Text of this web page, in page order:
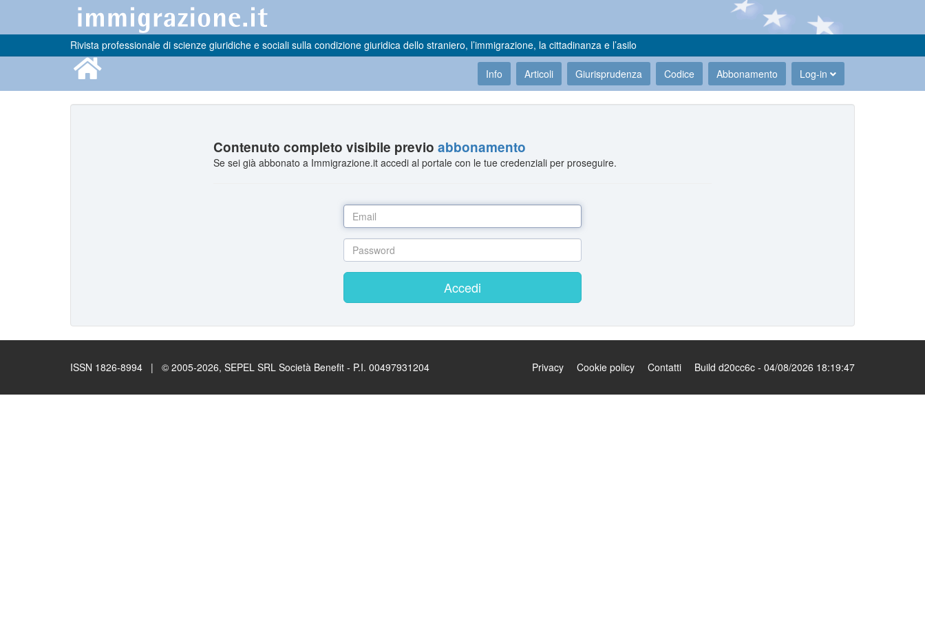
Rivista professionale di scienze giuridiche e sociali sulla condizione giuridica dello straniero, l’immigrazione, la cittadinanza e l’asilo
Info Articoli Giurisprudenza Codice Abbonamento Log-in
Contenuto completo visibile previoabbonamento
Se sei già abbonato a Immigrazione.it accedi al portale con le tue credenziali per proseguire.
Accedi
ISSN 1826-8994 | © 2005-2026, SEPEL SRL Società Benefit - P.I. 00497931204 Privacy Cookie policy Contatti Build d20cc6c - 04/08/2026 18:19:47